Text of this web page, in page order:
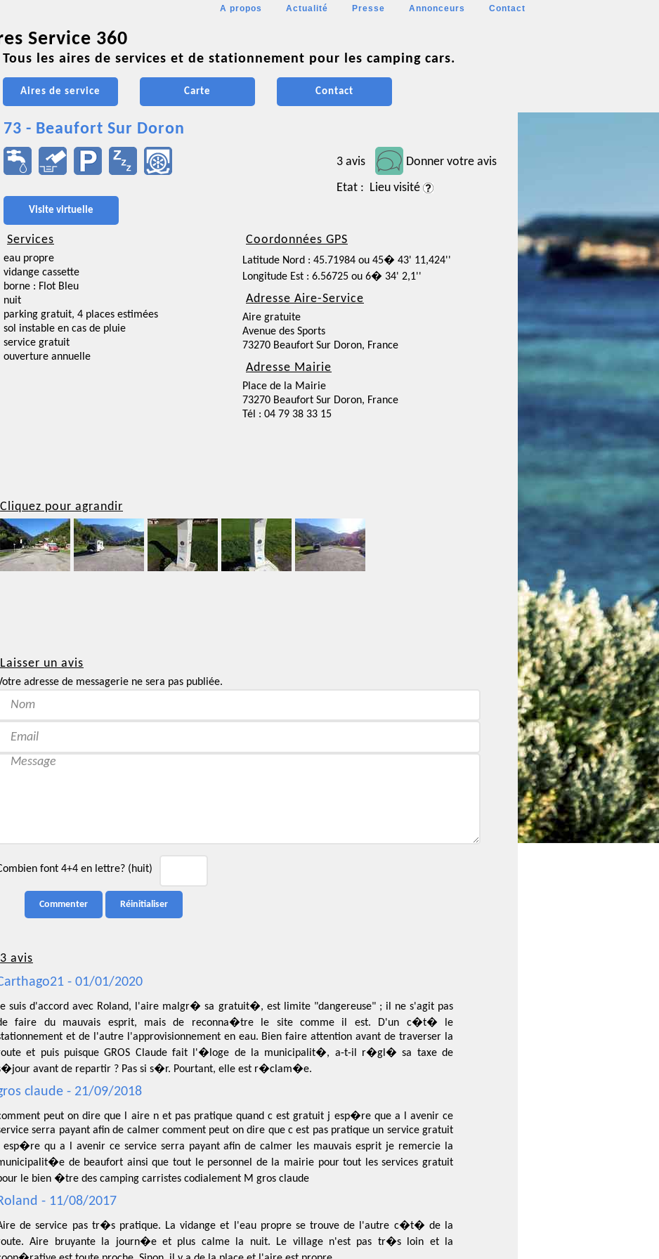
A propos Actualité Presse Annonceurs Contact
Service 360
Tous les aires de services et de stationnement pour les camping cars.
Aires de service Carte Contact
73 - Beaufort Sur Doron
3 avis
Donner votre avis
Etat : Lieu visité
Visite virtuelle
Services
eau propre
vidange cassette
borne : Flot Bleu
nuit
parking gratuit, 4 places estimées
sol instable en cas de pluie
service gratuit
ouverture annuelle
Coordonnées GPS
Latitude Nord : 45.71984 ou 45� 43' 11,424''
Longitude Est : 6.56725 ou 6� 34' 2,1''
Adresse Aire-Service
Aire gratuite
Avenue des Sports
73270 Beaufort Sur Doron, France
Adresse Mairie
Place de la Mairie
73270 Beaufort Sur Doron, France
Tél : 04 79 38 33 15
Cliquez pour agrandir
Laisser un avis
adresse de messagerie ne sera pas publiée.
font 4+4 en lettre? (huit)
3 avis
- 01/01/2020
suis d'accord avec Roland, l'aire malgr� sa gratuit�, est limite "dangereuse" ; il ne s'agit pas
faire du mauvais esprit, mais de reconna�tre le site comme il est. D'un c�t� le
et de l'autre l'approvisionnement en eau. Bien faire attention avant de traverser la
et puis puisque GROS Claude fait l'�loge de la municipalit�, a-t-il r�gl� sa taxe de
avant de repartir ? Pas si s�r. Pourtant, elle est r�clam�e.
claude - 21/09/2018
peut on dire que l aire n et pas pratique quand c est gratuit j esp�re que a l avenir ce
serra payant afin de calmer comment peut on dire que c est pas pratique un service gratuit
esp�re qu a l avenir ce service serra payant afin de calmer les mauvais esprit je remercie la
de beaufort ainsi que tout le personnel de la mairie pour tout les services gratuit
le bien �tre des camping carristes codialement M gros claude
- 11/08/2017
de service pas tr�s pratique. La vidange et l'eau propre se trouve de l'autre c�t� de la
Aire bruyante la journ�e et plus calme la nuit. Le village n'est pas tr�s loin et la